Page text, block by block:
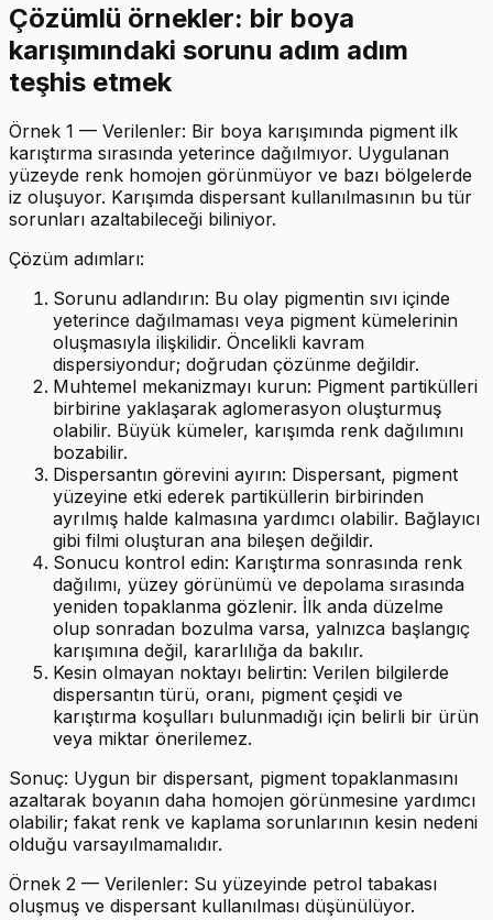
Çözümlü örnekler: bir boya
karışımındaki sorunu adım adım
teşhis etmek
Örnek 1 — Verilenler: Bir boya karışımında pigment ilk
karıştırma sırasında yeterince dağılmıyor. Uygulanan
yüzeyde renk homojen görünmüyor ve bazı bölgelerde
iz oluşuyor. Karışımda dispersant kullanılmasının bu tür
sorunları azaltabileceği biliniyor.
Çözüm adımları:
Sorunu adlandırın: Bu olay pigmentin sıvı içinde
yeterince dağılmaması veya pigment kümelerinin
oluşmasıyla ilişkilidir. Öncelikli kavram
dispersiyondur; doğrudan çözünme değildir.
Muhtemel mekanizmayı kurun: Pigment partikülleri
birbirine yaklaşarak aglomerasyon oluşturmuş
olabilir. Büyük kümeler, karışımda renk dağılımını
bozabilir.
Dispersantın görevini ayırın: Dispersant, pigment
yüzeyine etki ederek partiküllerin birbirinden
ayrılmış halde kalmasına yardımcı olabilir. Bağlayıcı
gibi filmi oluşturan ana bileşen değildir.
Sonucu kontrol edin: Karıştırma sonrasında renk
dağılımı, yüzey görünümü ve depolama sırasında
yeniden topaklanma gözlenir. İlk anda düzelme
olup sonradan bozulma varsa, yalnızca başlangıç
karışımına değil, kararlılığa da bakılır.
Kesin olmayan noktayı belirtin: Verilen bilgilerde
dispersantın türü, oranı, pigment çeşidi ve
karıştırma koşulları bulunmadığı için belirli bir ürün
veya miktar önerilemez.
Sonuç: Uygun bir dispersant, pigment topaklanmasını
azaltarak boyanın daha homojen görünmesine yardımcı
olabilir; fakat renk ve kaplama sorunlarının kesin nedeni
olduğu varsayılmamalıdır.
Örnek 2 — Verilenler: Su yüzeyinde petrol tabakası
oluşmuş ve dispersant kullanılması düşünülüyor.